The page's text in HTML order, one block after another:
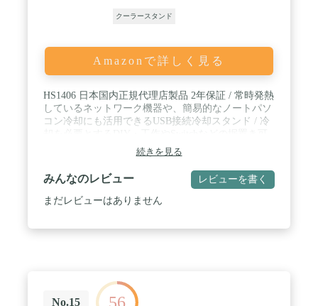
社の製品に自信があります。万が一商品に不具合が
をお付けしております。
クーラースタンド
Amazonで詳しく見る
HS1406 日本国内正規代理店製品 2年保証 / 常時発熱
しているネットワーク機器や、簡易的なノートパソ
コン冷却にも活用できるUSB接続冷却スタンド / 冷
能な小型ゲーム機の冷却など、様々な使い方が可能
/ 積み重ねでき、ファンが取り外し可能なのでレイ
アウトも自由自在 / 製品寸法：295 x 170 x 74 (mm)
続きを見る
みんなのレビュー レビューを書く
まだレビューはありません
No.15 56